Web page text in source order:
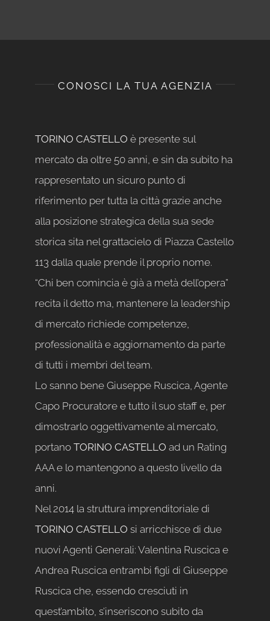
CONOSCI LA TUA AGENZIA
TORINO CASTELLO è presente sul
mercato da oltre 50 anni, e sin da subito ha
rappresentato un sicuro punto di
riferimento per tutta la città grazie anche
alla posizione strategica della sua sede
storica sita nel grattacielo di Piazza Castello
113 dalla quale prende il proprio nome.
“Chi ben comincia è già a metà dell’opera”
recita il detto ma, mantenere la leadership
di mercato richiede competenze,
professionalità e aggiornamento da parte
di tutti i membri del team.
Lo sanno bene Giuseppe Ruscica, Agente
Capo Procuratore e tutto il suo staff e, per
dimostrarlo oggettivamente al mercato,
portanoTORINO CASTELLO ad un Rating
AAA e lo mantengono a questo livello da
anni.
Nel 2014 la struttura imprenditoriale di
TORINO CASTELLO si arricchisce di due
nuovi Agenti Generali: Valentina Ruscica e
Andrea Ruscica entrambi figli di Giuseppe
Ruscica che, essendo cresciuti in
quest’ambito, s’inseriscono subito da